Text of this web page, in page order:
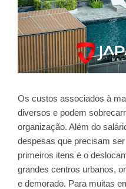
Os custos associados à
diversos e podem
organização. Além do
despesas que precisam
primeiros itens é o
grandes centros urbanos,
e demorado. Para muitas